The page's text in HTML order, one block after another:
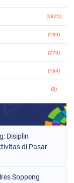
(2825)
(139)
(270)
(164)
(8)
(112)
(965)
Disiplin
di Pasar
Soppeng